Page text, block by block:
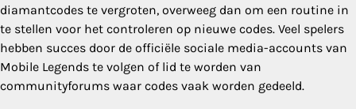
diamantcodes te vergroten, overweeg dan om een routine in
te stellen voor het controleren op nieuwe codes. Veel spelers
hebben succes door de officiële sociale media-accounts van
Mobile Legends te volgen of lid te worden van
communityforums waar codes vaak worden gedeeld.